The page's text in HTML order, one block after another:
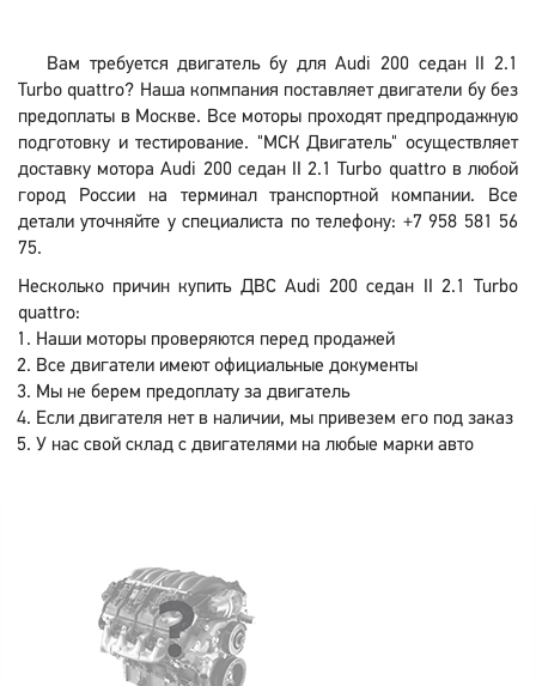
Вам требуется двигатель бу для Audi 200 седан II 2.1
Turbo quattro? Наша копмпания поставляет двигатели бу без
предоплаты в Москве. Все моторы проходят предпродажную
подготовку и тестирование. "МСК Двигатель" осуществляет
доставку мотора Audi 200 седан II 2.1 Turbo quattro в любой
город России на терминал транспортной компании. Все
детали уточняйте у специалиста по телефону: +7 958 581 56
75.
Несколько причин купить ДВС Audi 200 седан II 2.1 Turbo
quattro:
Наши моторы проверяются перед продажей
Все двигатели имеют официальные документы
Мы не берем предоплату за двигатель
Если двигателя нет в наличии, мы привезем его под заказ
У нас свой склад с двигателями на любые марки авто